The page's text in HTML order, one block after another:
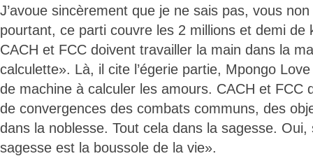
J’avoue sincèrement que je ne sais pas, vous non
pourtant, ce parti couvre les 2 millions et demi de
CACH et FCC doivent travailler la main dans la
calculette». Là, il cite l’égerie partie, Mpongo
de machine à calculer les amours. CACH et FCC
de convergences des combats communs, des
dans la noblesse. Tout cela dans la sagesse. Oui,
sagesse est la boussole de la vie».